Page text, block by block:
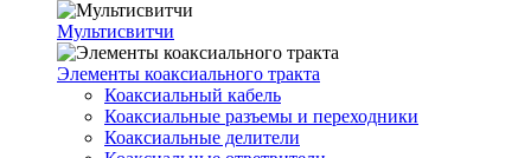
Мультисвитчи
Элементы коаксиального тракта
Коаксиальный кабель
Коаксиальные разъемы и переходники
Коаксиальные делители